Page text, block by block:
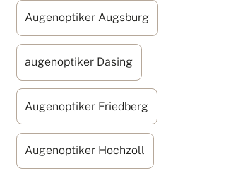
Augenoptiker Augsburg
augenoptiker Dasing
Augenoptiker Friedberg
Augenoptiker Hochzoll